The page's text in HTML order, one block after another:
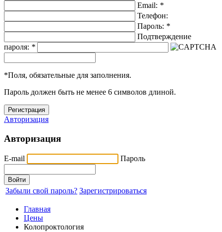
Email: *
Телефон:
Пароль: *
Подтверждение
пароля: *
*Поля, обязательные для заполнения.
Пароль должен быть не менее 6 символов длиной.
Авторизация
Авторизация
E-mail Пароль
Забыли свой пароль? Зарегистрироваться
Главная
Цены
Колопроктология